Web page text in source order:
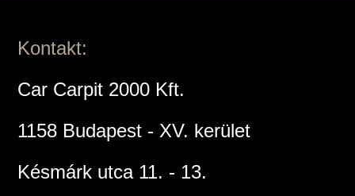
Kontakt:
Car Carpit 2000 Kft.
1158 Budapest - XV. kerület
Késmárk utca 11. - 13.